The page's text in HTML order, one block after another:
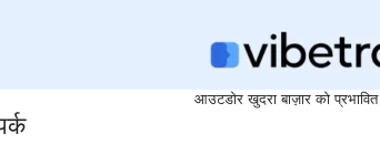
आउटडोर खुदरा बाज़ार को